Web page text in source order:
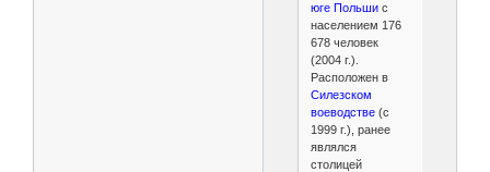
юге Польши с
населением 176
678 человек
(2004 г.).
Расположен в
Силезском
воеводстве (с
1999 г.), ранее
являлся
столицей